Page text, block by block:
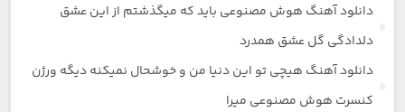
دانلود آهنگ هوش مصنوعی باید که میگذشتم از این عشق
دلدادگی گل عشق همدرد
دانلود آهنگ هیچی تو این دنیا من و خوشحال نمیکنه دیگه ورژن
کنسرت هوش مصنوعی میرا